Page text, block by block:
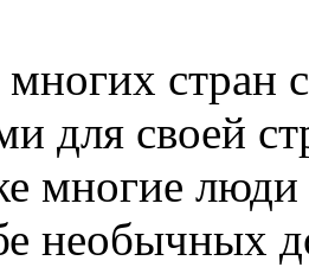
стран
для своей
многие люди